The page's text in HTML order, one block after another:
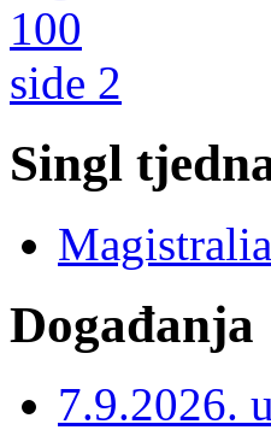
Singl
Događanja
7.9.2026.